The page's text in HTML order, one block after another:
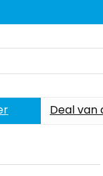
Deal van